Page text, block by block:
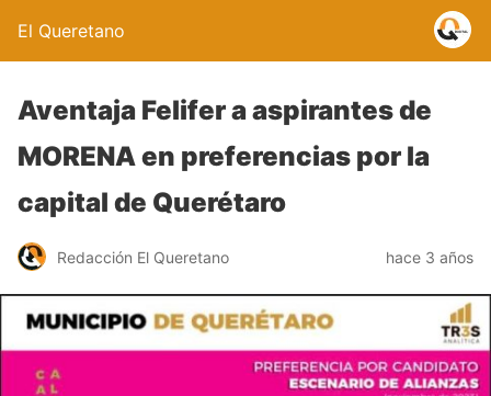
El Queretano
Aventaja Felifer a aspirantes de
MORENA en preferencias por la
capital de Querétaro
Redacción El Queretano hace 3 años